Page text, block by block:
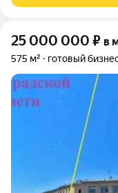
25 000 000 ₽ в
575 м² готовый